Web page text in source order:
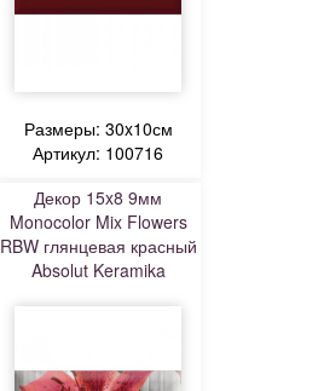
Размеры: 30x10см
Артикул: 100716
Декор 15x8 9мм
Monocolor Mix Flowers
RBW глянцевая красный
Absolut Keramika